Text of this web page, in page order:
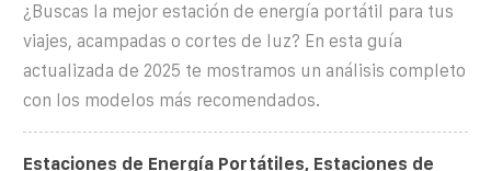
¿Buscas la mejor estación de energía portátil para tus
viajes, acampadas o cortes de luz? En esta guía
actualizada de 2025 te mostramos un análisis completo
con los modelos más recomendados.
Estaciones de Energía Portátiles, Estaciones de